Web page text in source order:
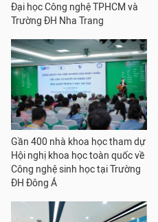
Đại học Công nghệ TPHCM và
Trường ĐH Nha Trang
Gần 400 nhà khoa học tham dự
Hội nghị khoa học toàn quốc về
Công nghệ sinh học tại Trường
ĐH Đông Á